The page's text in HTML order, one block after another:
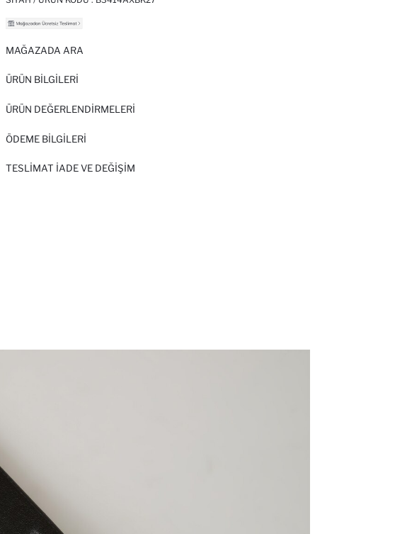
MAĞAZADA ARA
ÜRÜN BILGILERI
ÜRÜN DEĞERLENDİRMELERİ
ÖDEME BİLGİLERİ
TESLIMAT İADE VE DEĞIŞIM